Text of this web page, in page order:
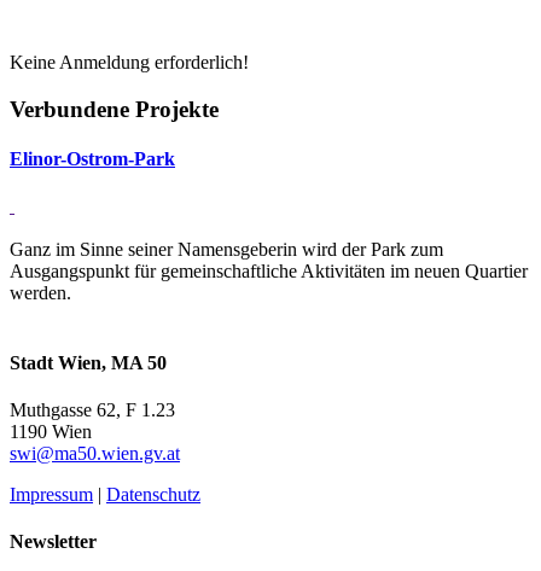
Keine Anmeldung erforderlich!
Verbundene Projekte
Elinor-Ostrom-Park
Ganz im Sinne seiner Namensgeberin wird der Park zum
Ausgangspunkt für gemeinschaftliche Aktivitäten im neuen Quartier
werden.
Stadt Wien, MA 50
Muthgasse 62, F 1.23
1190 Wien
swi@ma50.wien.gv.at
Impressum | Datenschutz
Newsletter